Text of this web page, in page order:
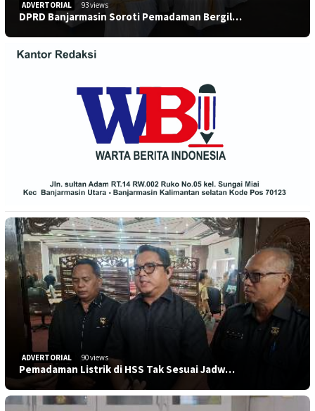
ADVERTORIAL 93 views
DPRD Banjarmasin Soroti Pemadaman Bergil…
ADVERTORIAL 90 views
Pemadaman Listrik di HSS Tak Sesuai Jadw…